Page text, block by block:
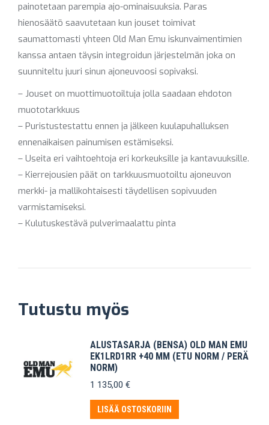
painotetaan parempia ajo-ominaisuuksia. Paras
hienosäätö saavutetaan kun jouset toimivat
saumattomasti yhteen Old Man Emu iskunvaimentimien
kanssa antaen täysin integroidun järjestelmän joka on
suunniteltu juuri sinun ajoneuvoosi sopivaksi.
– Jouset on muottimuotoiltuja jolla saadaan ehdoton
muototarkkuus
– Puristustestattu ennen ja jälkeen kuulapuhalluksen
ennenaikaisen painumisen estämiseksi.
– Useita eri vaihtoehtoja eri korkeuksille ja kantavuuksille.
– Kierrejousien päät on tarkkuusmuotoiltu ajoneuvon
merkki- ja mallikohtaisesti täydellisen sopivuuden
varmistamiseksi.
– Kulutuskestävä pulverimaalattu pinta
Tutustu myös
ALUSTASARJA (BENSA) OLD MAN EMU
EK1LRD1RR +40 MM (ETU NORM / PERÄ
NORM)
1 135,00 €
LISÄÄ OSTOSKORIIN